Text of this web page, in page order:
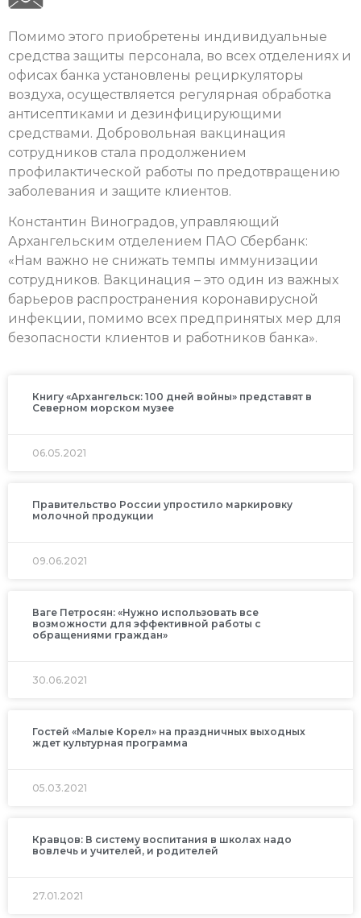
Помимо этого приобретены индивидуальные
средства защиты персонала, во всех отделениях и
офисах банка установлены рециркуляторы
воздуха, осуществляется регулярная обработка
антисептиками и дезинфицирующими
средствами. Добровольная вакцинация
сотрудников стала продолжением
профилактической работы по предотвращению
заболевания и защите клиентов.
Константин Виноградов, управляющий
Архангельским отделением ПАО Сбербанк:
«Нам важно не снижать темпы иммунизации
сотрудников. Вакцинация – это один из важных
барьеров распространения коронавирусной
инфекции, помимо всех предпринятых мер для
безопасности клиентов и работников банка».
Книгу «Архангельск: 100 дней войны» представят в
Северном морском музее
06.05.2021
Правительство России упростило маркировку
молочной продукции
09.06.2021
Ваге Петросян: «Нужно использовать все
возможности для эффективной работы с
обращениями граждан»
30.06.2021
Гостей «Малые Корел» на праздничных выходных
ждет культурная программа
05.03.2021
Кравцов: В систему воспитания в школах надо
вовлечь и учителей, и родителей
27.01.2021